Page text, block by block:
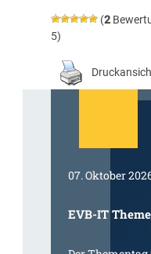
(2
5)
07. Oktober
EVB-IT